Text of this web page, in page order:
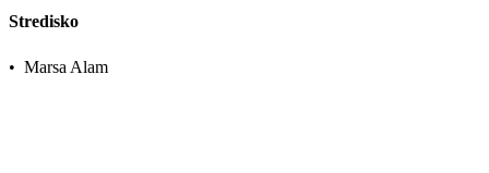
Stredisko
• Marsa Alam